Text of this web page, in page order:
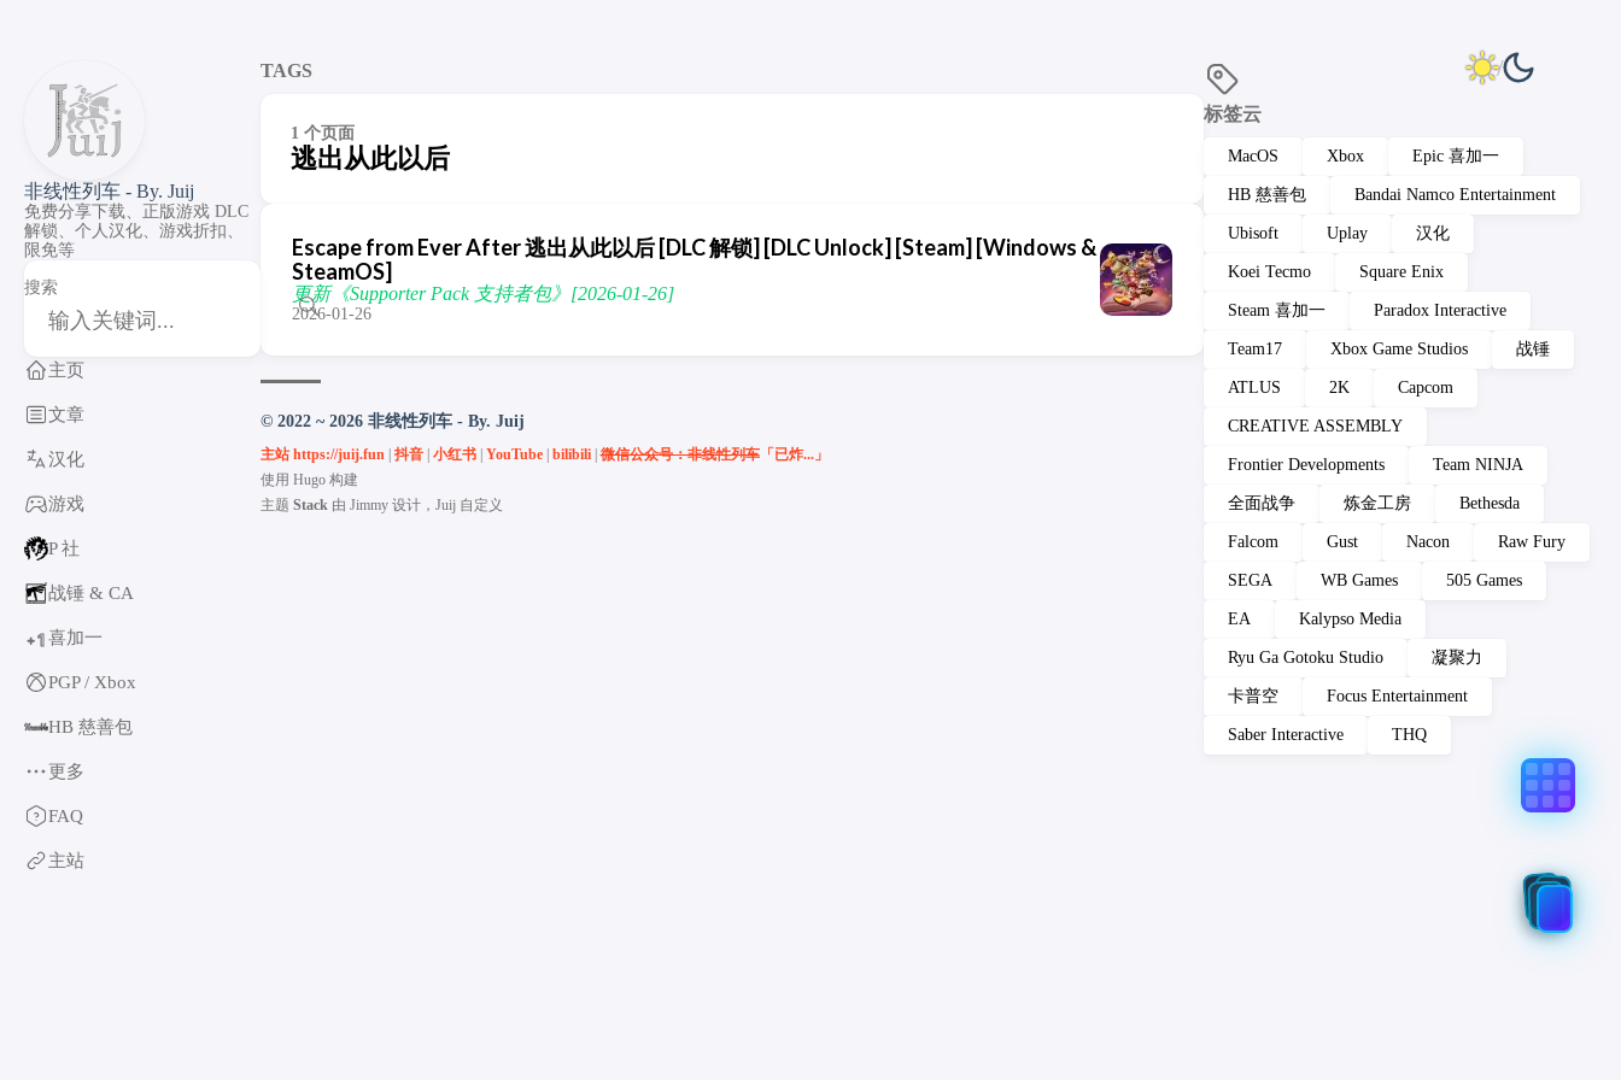
非线性列车 - By. Juij
免费分享下载、正版游戏 DLC
解锁、个人汉化、游戏折扣、
限免等
搜索
主页
文章
汉化
游戏
P 社
战锤 & CA
+1喜加一
PGP / Xbox
HB 慈善包
更多
FAQ
主站
标签云
MacOS Xbox Epic 喜加一
HB 慈善包 Bandai Namco Entertainment
Ubisoft Uplay 汉化
Koei Tecmo Square Enix
Steam 喜加一 Paradox Interactive
Team17 Xbox Game Studios 战锤
ATLUS 2K Capcom
CREATIVE ASSEMBLY
Frontier Developments Team NINJA
全面战争 炼金工房 Bethesda
Falcom Gust Nacon Raw Fury
SEGA WB Games 505 Games
EA Kalypso Media
Ryu Ga Gotoku Studio 凝聚力
卡普空 Focus Entertainment
Saber Interactive THQ
TAGS
1 个页面
逃出从此以后
Escape from Ever After 逃出从此以后 [DLC 解锁] [DLC Unlock] [Steam] [Windows &
SteamOS]
更新《Supporter Pack 支持者包》[2026-01-26]
2026-01-26
© 2022 ~ 2026 非线性列车 - By. Juij
主站 https://juij.fun| 抖音| 小红书| YouTube| bilibili|微信公众号：非线性列车「已炸...」
使用 Hugo构建
主题 Stack由 Jimmy设计，Juij 自定义